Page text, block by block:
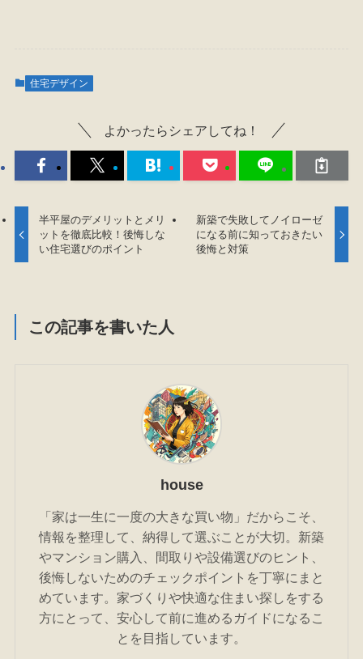
住宅デザイン
よかったらシェアしてね！
半平屋のデメリットとメリ
ットを徹底比較！後悔しな
い住宅選びのポイント
新築で失敗してノイローゼ
になる前に知っておきたい
後悔と対策
この記事を書いた人
house
「家は一生に一度の大きな買い物」だからこそ、
情報を整理して、納得して選ぶことが大切。新築
やマンション購入、間取りや設備選びのヒント、
後悔しないためのチェックポイントを丁寧にまと
めています。家づくりや快適な住まい探しをする
方にとって、安心して前に進めるガイドになるこ
とを目指しています。